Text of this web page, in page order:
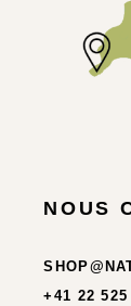
NOUS
+41 22